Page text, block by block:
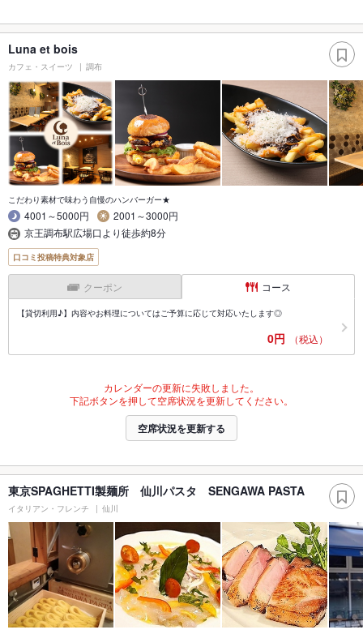
Luna et bois
カフェ・スイーツ 調布
こだわり素材で味わう自慢のハンバーガー★
4001～5000円
2001～3000円
京王調布駅広場口より徒歩約8分
口コミ投稿特典対象店
クーポン コース
【貸切利用♪】内容やお料理についてはご予算に応じて対応いたします◎
0円 （税込）
カレンダーの更新に失敗しました。
下記ボタンを押して空席状況を更新してください。
空席状況を更新する
東京SPAGHETTI製麺所 仙川パスタ SENGAWA PASTA
イタリアン・フレンチ 仙川